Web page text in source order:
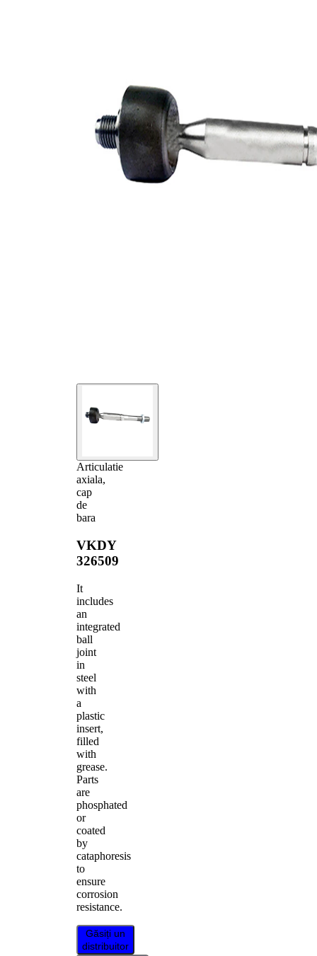
Articulatie
axiala,
cap
de
bara
VKDY
326509
It
includes
an
integrated
ball
joint
in
steel
with
a
plastic
insert,
filled
with
grease.
Parts
are
phosphated
or
coated
by
cataphoresis
to
ensure
corrosion
resistance.
Găsiți un
distribuitor